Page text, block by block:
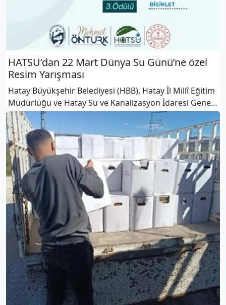
HATSU’dan 22 Mart Dünya Su Günü’ne özel
Resim Yarışması
Hatay Büyükşehir Belediyesi (HBB), Hatay İl Millî Eğitim
Müdürlüğü ve Hatay Su ve Kanalizasyon İdaresi Genel
Müdürlüğü (HATSU) iş birliğiyle, 22 Mart Dünya Su
Günü kapsamında anlamlı bir etkinlik hayata
geçiriliyor.